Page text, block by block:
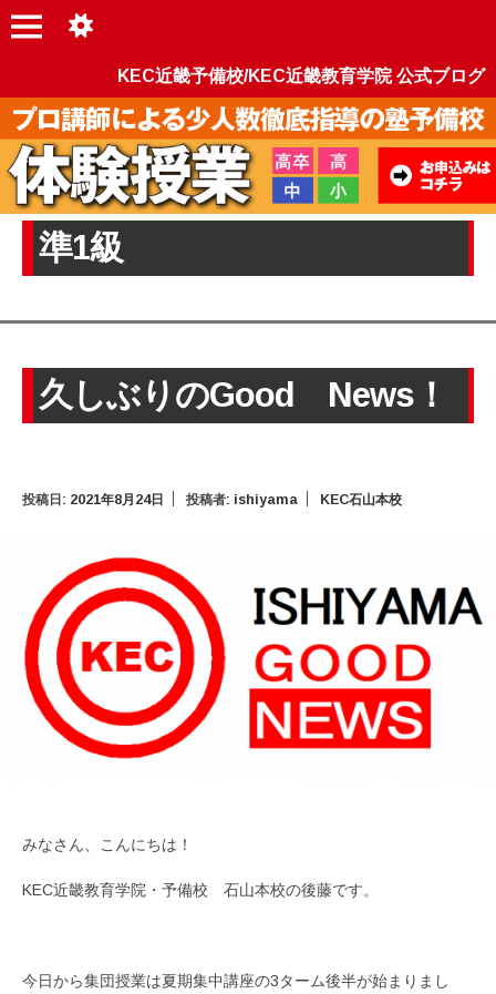
KEC近畿予備校/KEC近畿教育学院 公式ブログ
準1級
久しぶりのGood News！
投稿日: 2021年8月24日 投稿者: ishiyama KEC石山本校
みなさん、こんにちは！
KEC近畿教育学院・予備校 石山本校の後藤です。
今日から集団授業は夏期集中講座の3ターム後半が始まりまし